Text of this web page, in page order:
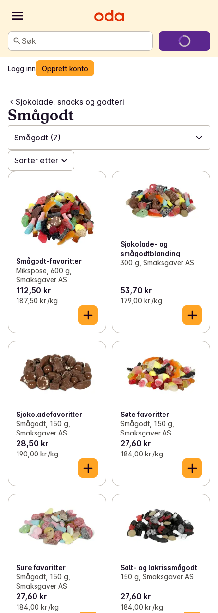
Søk
Logg inn Opprett konto
Sjokolade, snacks og godteri
Smågodt
Smågodt (7)
✓ Alle (489)
Chips og snacks (135)
Sjokolade (146)
Godteri (104)
✓ Nøtter (50)
✓ Tyggis og pastiller
(12)
Sorter etter
Smågodt-favoritter
Mikspose, 600 g,
Smaksgaver AS
112,50 kr
187,50 kr /kg
Sjokolade- og
smågodtblanding
300 g, Smaksgaver AS
53,70 kr
179,00 kr /kg
Sjokoladefavoritter
Smågodt, 150 g,
Smaksgaver AS
28,50 kr
190,00 kr /kg
Søte favoritter
Smågodt, 150 g,
Smaksgaver AS
27,60 kr
184,00 kr /kg
Sure favoritter
Smågodt, 150 g,
Smaksgaver AS
27,60 kr
184,00 kr /kg
Salt- og lakrissmågodt
150 g, Smaksgaver AS
27,60 kr
184,00 kr /kg